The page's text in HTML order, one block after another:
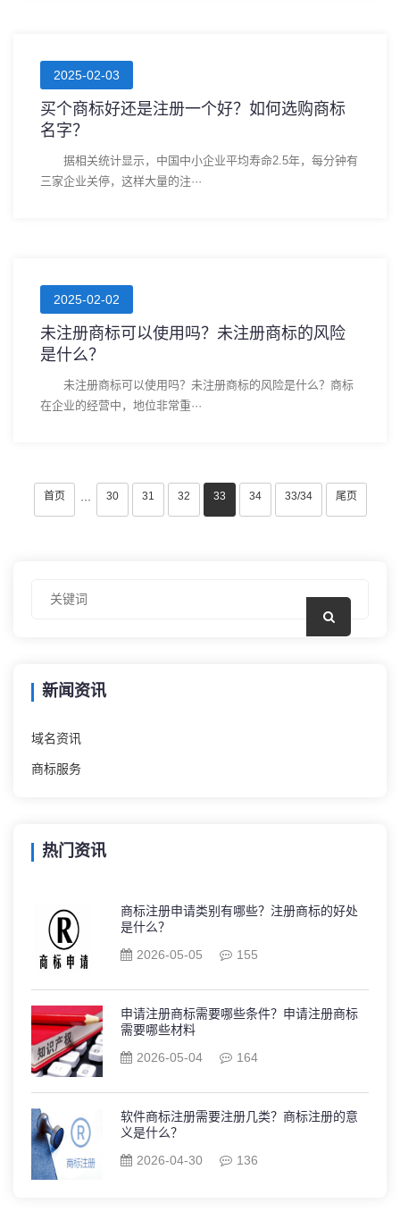
2025-02-03
买个商标好还是注册一个好？如何选购商标
名字？
据相关统计显示，中国中小企业平均寿命2.5年，每分钟有
三家企业关停，这样大量的注···
2025-02-02
未注册商标可以使用吗？未注册商标的风险
是什么？
未注册商标可以使用吗？未注册商标的风险是什么？商标
在企业的经营中，地位非常重···
首页 ··· 30 31 32 33 34 33/34 尾页
新闻资讯
域名资讯
商标服务
热门资讯
商标注册申请类别有哪些？注册商标的好处
是什么？
2026-05-05
155
申请注册商标需要哪些条件？申请注册商标
需要哪些材料
2026-05-04
164
软件商标注册需要注册几类？商标注册的意
义是什么？
2026-04-30
136